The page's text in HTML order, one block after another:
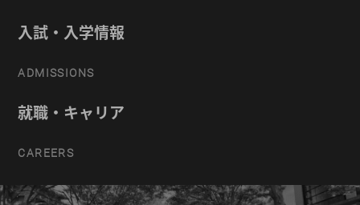
入試・入学情報
ADMISSIONS
就職・キャリア
CAREERS